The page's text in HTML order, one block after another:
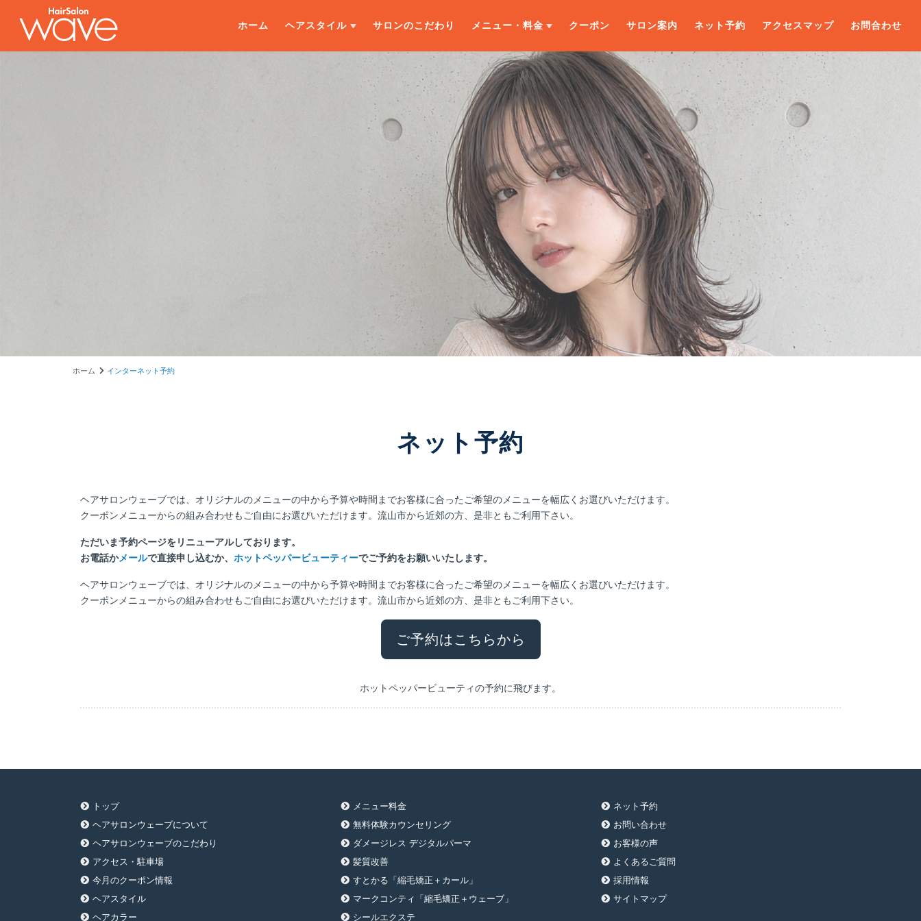
ホーム ヘアスタイル サロンのこだわり メニュー・料金 クーポン サロン案内 ネット予約 アクセスマップ お問合わせ
ホーム インターネット予約
ネット予約
ヘアサロンウェーブでは、オリジナルのメニューの中から予算や時間までお客様に合ったご希望のメニューを幅広くお選びいただけます。
クーポンメニューからの組み合わせもご自由にお選びいただけます。流山市から近郊の方、是非ともご利用下さい。
ただいま予約ページをリニューアルしております。
お電話かメールで直接申し込むか、 ホットペッパービューティーでご予約をお願いいたします。
ヘアサロンウェーブでは、オリジナルのメニューの中から予算や時間までお客様に合ったご希望のメニューを幅広くお選びいただけます。
クーポンメニューからの組み合わせもご自由にお選びいただけます。流山市から近郊の方、是非ともご利用下さい。
ご予約はこちらから
ホットペッパービューティの予約に飛びます。
トップ
ヘアサロンウェーブについて
ヘアサロンウェーブのこだわり
アクセス・駐車場
今月のクーポン情報
ヘアスタイル
ヘアカラー
メニュー料金
無料体験カウンセリング
ダメージレス デジタルパーマ
髪質改善
すとかる「縮毛矯正＋カール」
マークコンティ「縮毛矯正＋ウェーブ」
シールエクステ
ネット予約
お問い合わせ
お客様の声
よくあるご質問
採用情報
サイトマップ